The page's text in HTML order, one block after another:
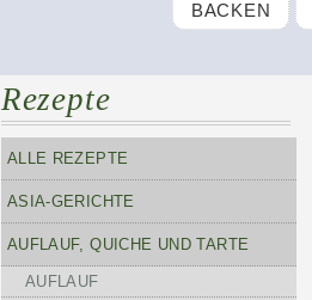
BACKEN
Rezepte
ALLE REZEPTE
ASIA-GERICHTE
AUFLAUF, QUICHE UND TARTE
AUFLAUF